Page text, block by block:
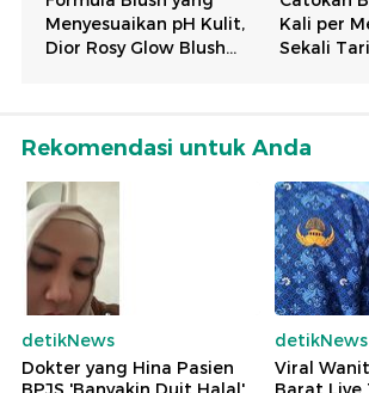
Rekomendasi untuk Anda
detikNews
Dokter yang Hina Pasien
detikNews
Viral